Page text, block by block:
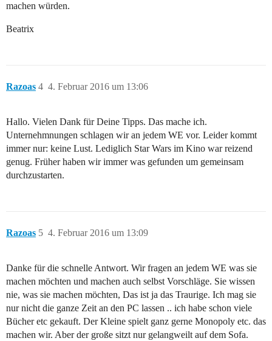
machen würden.
Beatrix
Razoas 4. Februar 2016 um 13:06
4
Hallo. Vielen Dank für Deine Tipps. Das mache ich.
Unternehmnungen schlagen wir an jedem WE vor. Leider kommt
immer nur: keine Lust. Lediglich Star Wars im Kino war reizend
genug. Früher haben wir immer was gefunden um gemeinsam
durchzustarten.
Razoas 4. Februar 2016 um 13:09
5
Danke für die schnelle Antwort. Wir fragen an jedem WE was sie
machen möchten und machen auch selbst Vorschläge. Sie wissen
nie, was sie machen möchten, Das ist ja das Traurige. Ich mag sie
nur nicht die ganze Zeit an den PC lassen .. ich habe schon viele
Bücher etc gekauft. Der Kleine spielt ganz gerne Monopoly etc. das
machen wir. Aber der große sitzt nur gelangweilt auf dem Sofa.